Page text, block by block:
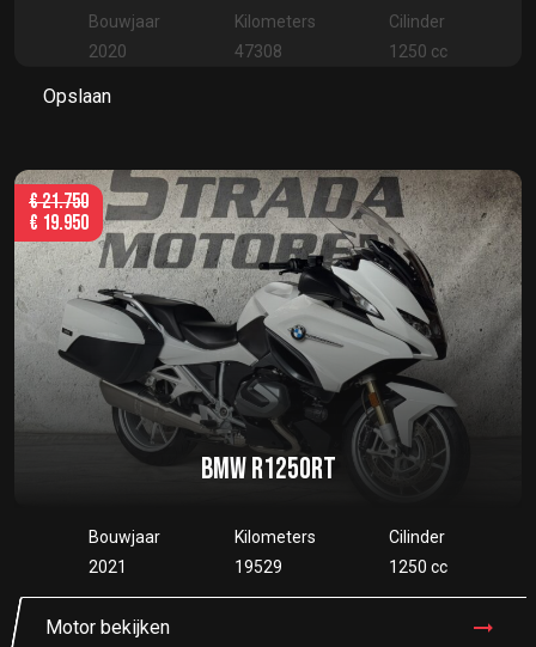
Bouwjaar
2020
Kilometers
47308
Cilinder
1250 cc
Opslaan
BMW R1250RT
Bouwjaar
2021
Kilometers
19529
Cilinder
1250 cc
Motor bekijken
€21.750
€ 19.950